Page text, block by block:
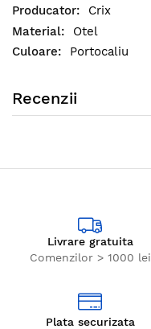
Crix
Otel
Portocaliu
Recenzii
Livrare gratuita
Comenzilor > 1000 lei
Plata securizata